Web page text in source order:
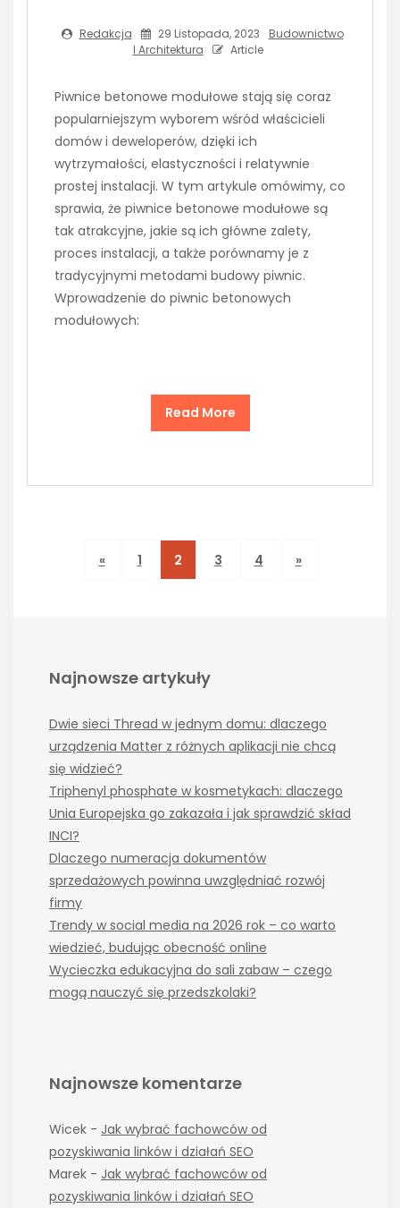
Redakcja 29 Listopada, 2023
Budownictwo
I Architektura
Article
Piwnice betonowe modułowe stają się coraz
popularniejszym wyborem wśród właścicieli
domów i deweloperów, dzięki ich
wytrzymałości, elastyczności i relatywnie
prostej instalacji. W tym artykule omówimy, co
sprawia, że piwnice betonowe modułowe są
tak atrakcyjne, jakie są ich główne zalety,
proces instalacji, a także porównamy je z
tradycyjnymi metodami budowy piwnic.
Wprowadzenie do piwnic betonowych
modułowych:
Read More
« 1 2 3 4 »
Najnowsze artykuły
Dwie sieci Thread w jednym domu: dlaczego
urządzenia Matter z różnych aplikacji nie chcą
się widzieć?
Triphenyl phosphate w kosmetykach: dlaczego
Unia Europejska go zakazała i jak sprawdzić skład
INCI?
Dlaczego numeracja dokumentów
sprzedażowych powinna uwzględniać rozwój
firmy
Trendy w social media na 2026 rok – co warto
wiedzieć, budując obecność online
Wycieczka edukacyjna do sali zabaw – czego
mogą nauczyć się przedszkolaki?
Najnowsze komentarze
Wicek - Jak wybrać fachowców od
pozyskiwania linków i działań SEO
Marek - Jak wybrać fachowców od
pozyskiwania linków i działań SEO